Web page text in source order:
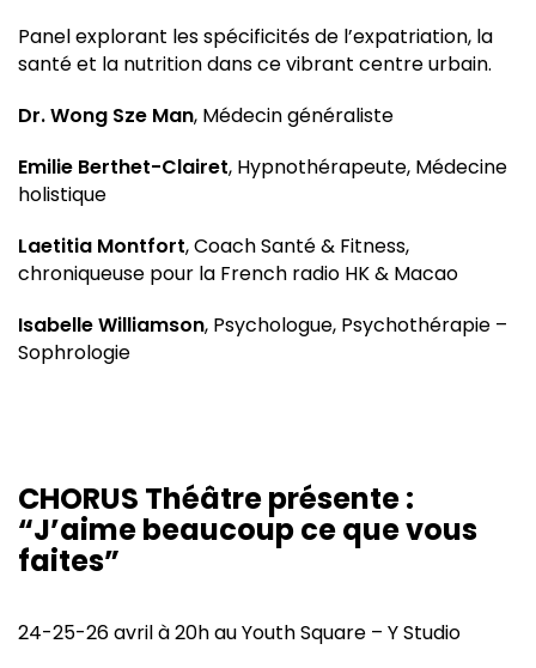
Panel explorant les spécificités de l’expatriation, la
santé et la nutrition dans ce vibrant centre urbain.
Dr. Wong Sze Man, Médecin généraliste
Emilie Berthet-Clairet, Hypnothérapeute, Médecine
holistique
Laetitia Montfort, Coach Santé & Fitness,
chroniqueuse pour la French radio HK & Macao
Isabelle Williamson, Psychologue, Psychothérapie –
Sophrologie
CHORUS Théâtre présente :
“J’aime beaucoup ce que vous
faites”
24-25-26 avril à 20h au Youth Square – Y Studio